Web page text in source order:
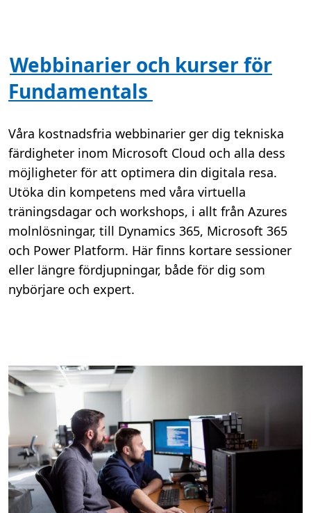
Webbinarier och kurser för
Fundamentals
Våra kostnadsfria webbinarier ger dig tekniska
färdigheter inom Microsoft Cloud och alla dess
möjligheter för att optimera din digitala resa.
Utöka din kompetens med våra virtuella
träningsdagar och workshops, i allt från Azures
molnlösningar, till Dynamics 365, Microsoft 365
och Power Platform. Här finns kortare sessioner
eller längre fördjupningar, både för dig som
nybörjare och expert.